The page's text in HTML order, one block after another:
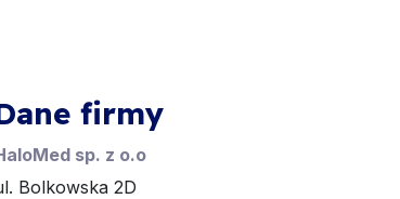
firmy
sp. z o.o
Bolkowska 2D